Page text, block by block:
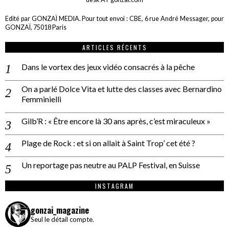
Edité par GONZAÏ MEDIA. Pour tout envoi : CBE, 6 rue André Messager, pour
GONZAÏ, 75018 Paris
ARTICLES RÉCENTS
Dans le vortex des jeux vidéo consacrés à la pêche
On a parlé Dolce Vita et lutte des classes avec Bernardino
Femminielli
Gilb’R : « Être encore là 30 ans après, c’est miraculeux »
Plage de Rock : et si on allait à Saint Trop’ cet été ?
Un reportage pas neutre au PALP Festival, en Suisse
INSTAGRAM
gonzai_magazine
Seul le détail compte.